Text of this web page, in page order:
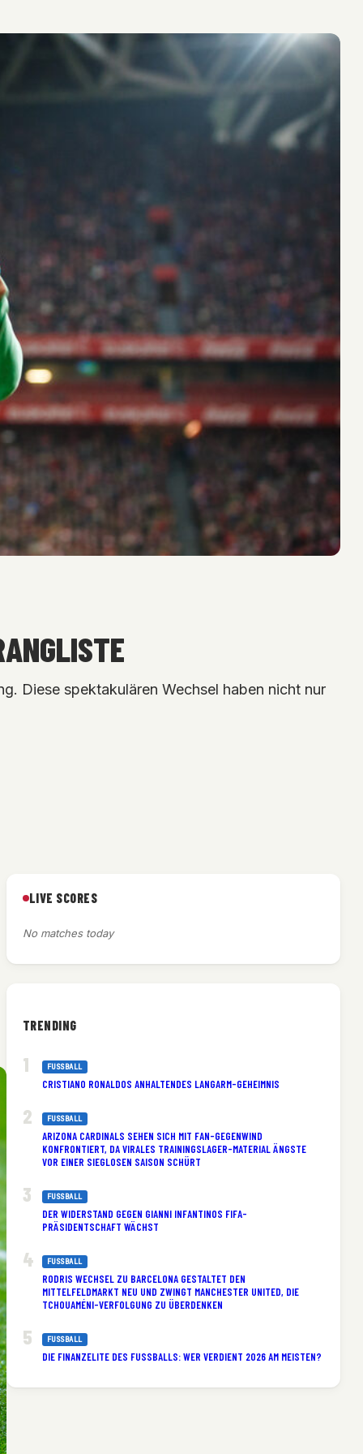
Diese spektakulären Wechsel haben nicht nur
LIVE SCORES
No matches today
TRENDING
FUSSBALL
CRISTIANO RONALDOS ANHALTENDES LANGARM-GEHEIMNIS
FUSSBALL
ARIZONA CARDINALS SEHEN SICH MIT FAN-GEGENWIND
KONFRONTIERT, DA VIRALES TRAININGSLAGER-MATERIAL ÄNGSTE
VOR EINER SIEGLOSEN SAISON SCHÜRT
FUSSBALL
DER WIDERSTAND GEGEN GIANNI INFANTINOS FIFA-
PRÄSIDENTSCHAFT WÄCHST
FUSSBALL
RODRIS WECHSEL ZU BARCELONA GESTALTET DEN
MITTELFELDMARKT NEU UND ZWINGT MANCHESTER UNITED, DIE
TCHOUAMÉNI-VERFOLGUNG ZU ÜBERDENKEN
FUSSBALL
DIE FINANZELITE DES FUSSBALLS: WER VERDIENT 2026 AM MEISTEN?